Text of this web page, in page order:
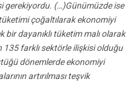
gerekiyordu. (…)Günümüzde ise
çoğaltılarak ekonomiyi
bir dayanıklı tüketim malı olarak
135 farklı sektörle ilişkisi olduğu
dönemlerde ekonomiyi
artırılması teşvik